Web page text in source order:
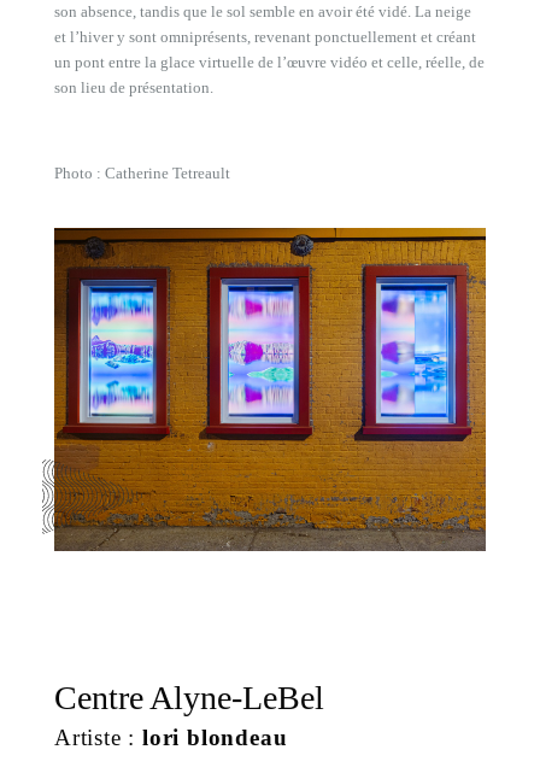
son absence, tandis que le sol semble en avoir été vidé. La neige
et l’hiver y sont omniprésents, revenant ponctuellement et créant
un pont entre la glace virtuelle de l’œuvre vidéo et celle, réelle, de
son lieu de présentation.
Photo : Catherine Tetreault
Centre Alyne-LeBel
Artiste : lori blondeau